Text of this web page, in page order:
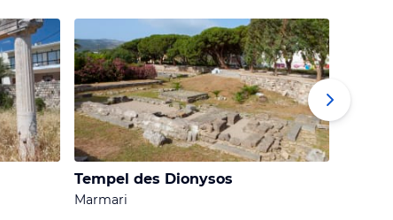
Tempel des Dionysos
Marmari